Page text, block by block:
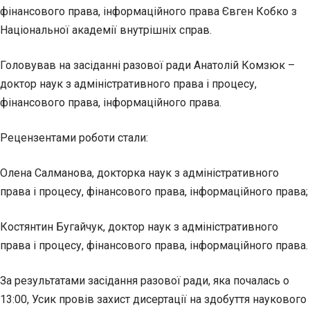
фінансового права, інформаційного права Євген Кобко з
Національної академії внутрішніх справ.
Головував на засіданні разової ради Анатолій Комзюк –
доктор наук з адміністративного права і процесу,
фінансового права, інформаційного права.
Рецензентами роботи стали:
Олена Салманова, докторка наук з адміністративного
права і процесу, фінансового права, інформаційного права;
Костянтин Бугайчук, доктор наук з адміністративного
права і процесу, фінансового права, інформаційного права.
За результатами засідання разової ради, яка почалась о
13:00, Усик провів захист дисертації на здобуття наукового